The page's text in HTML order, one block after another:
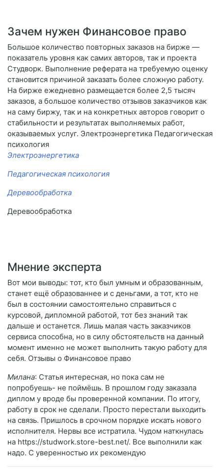
Зачем нужен Финансовое право
Большое количество повторных заказов на бирже —
показатель уровня как самих авторов, так и проекта
Студворк. Выполнение реферата на требуемую оценку
становится причиной заказать более сложную работу.
На бирже ежедневно размещается более 2,5 тысяч
заказов, а большое количество отзывов заказчиков как
на саму биржу, так и на конкретных авторов говорит о
стабильности и результатах выполняемых работ,
оказываемых услуг. Электроэнергетика Педагогическая
психология
Электроэнергетика
Педагогическая психология
Деревообработка
Деревообработка
Мнение эксперта
Вот мои выводы: тот, кто был умным и образованным,
станет ещё образованнее и с деньгами, а тот, кто не
был в состоянии самостоятельно справиться с
курсовой, дипломной работой, тот без знаний так
дальше и останется. Лишь малая часть заказчиков
сервиса способна, но в силу обстоятельств на данный
момент именно не может выполнить такую работу для
себя. Отзывы о Финансовое право
Милана: Статья интересная, но пока сам не
попробуешь- не поймёшь. В прошлом году заказала
диплом у вроде бы проверенной компании. По итогу,
работу в срок не сделали. Просто перестали выходить
на связь. Пришлось в срочном порядке искать нового
исполнителя. Нервы все истратила. Чудом наткнулась
на https://studwork.store-best.net/. Все выполнили как
надо. С уверенностью их рекомендую